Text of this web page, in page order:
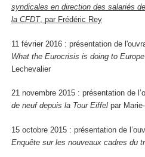
syndicales en direction des salariés
la CFDT, par Frédéric Rey
11 février 2016 : présentation de
What the Eurocrisis is doing to
Lechevalier
21 novembre 2015 : présentation de
de neuf depuis la Tour Eiffel par
15 octobre 2015 : présentation de
Enquête sur les nouveaux cadres du